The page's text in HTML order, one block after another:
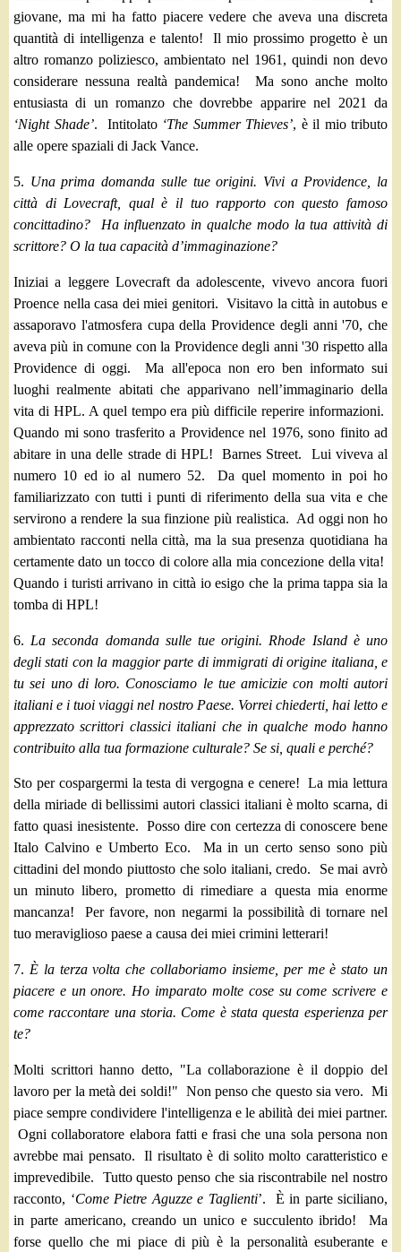
giovane, ma mi ha fatto piacere vedere che aveva una discreta
quantità di intelligenza e talento! Il mio prossimo progetto è un
altro romanzo poliziesco, ambientato nel 1961, quindi non devo
considerare nessuna realtà pandemica! Ma sono anche molto
entusiasta di un romanzo che dovrebbe apparire nel 2021 da
‘Night Shade’. Intitolato ‘The Summer Thieves’, è il mio tributo
alle opere spaziali di Jack Vance.
5. Una prima domanda sulle tue origini. Vivi a Providence, la
città di Lovecraft, qual è il tuo rapporto con questo famoso
concittadino? Ha influenzato in qualche modo la tua attività di
scrittore? O la tua capacità d’immaginazione?
Iniziai a leggere Lovecraft da adolescente, vivevo ancora fuori
Proence nella casa dei miei genitori. Visitavo la città in autobus e
assaporavo l'atmosfera cupa della Providence degli anni '70, che
aveva più in comune con la Providence degli anni '30 rispetto alla
Providence di oggi. Ma all'epoca non ero ben informato sui
luoghi realmente abitati che apparivano nell’immaginario della
vita di HPL. A quel tempo era più difficile reperire informazioni.
Quando mi sono trasferito a Providence nel 1976, sono finito ad
abitare in una delle strade di HPL!
Barnes Street.
Lui viveva al
numero 10 ed io al numero 52. Da quel momento in poi ho
familiarizzato con tutti i punti di riferimento della sua vita e che
servirono a rendere la sua finzione più realistica. Ad oggi non ho
ambientato racconti nella città, ma la sua presenza quotidiana ha
certamente dato un tocco di colore alla mia concezione della vita!
Quando i turisti arrivano in città io esigo che la prima tappa sia la
tomba di HPL!
6. La seconda domanda sulle tue origini. Rhode Island è uno
degli stati con la maggior parte di immigrati di origine italiana, e
tu sei uno di loro. Conosciamo le tue amicizie con molti autori
italiani e i tuoi viaggi nel nostro Paese. Vorrei chiederti, hai letto e
apprezzato scrittori classici italiani che in qualche modo hanno
contribuito alla tua formazione culturale? Se si, quali e perché?
Sto per cospargermi la testa di vergogna e cenere! La mia lettura
della miriade di bellissimi autori classici italiani è molto scarna, di
fatto quasi inesistente. Posso dire con certezza di conoscere bene
Italo Calvino e Umberto Eco. Ma in un certo senso sono più
cittadini del mondo piuttosto che solo italiani, credo. Se mai avrò
un minuto libero, prometto di rimediare a questa mia enorme
mancanza! Per favore, non negarmi la possibilità di tornare nel
tuo meraviglioso paese a causa dei miei crimini letterari!
7. È la terza volta che collaboriamo insieme, per me è stato un
piacere e un onore. Ho imparato molte cose su come scrivere e
come raccontare una storia. Come è stata questa esperienza per
te?
Molti scrittori hanno detto, "La collaborazione è il doppio del
lavoro per la metà dei soldi!" Non penso che questo sia vero. Mi
piace sempre condividere l'intelligenza e le abilità dei miei partner.
Ogni collaboratore elabora fatti e frasi che una sola persona non
avrebbe mai pensato. Il risultato è di solito molto caratteristico e
imprevedibile. Tutto questo penso che sia riscontrabile nel nostro
racconto, ‘Come Pietre Aguzze e Taglienti’. È in parte siciliano,
in parte americano, creando un unico e succulento ibrido! Ma
forse quello che mi piace di più è la personalità esuberante e